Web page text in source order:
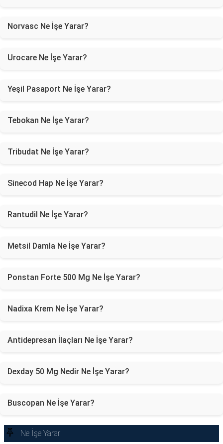
Norvasc Ne İşe Yarar?
Urocare Ne İşe Yarar?
Yeşil Pasaport Ne İşe Yarar?
Tebokan Ne İşe Yarar?
Tribudat Ne İşe Yarar?
Sinecod Hap Ne İşe Yarar?
Rantudil Ne İşe Yarar?
Metsil Damla Ne İşe Yarar?
Ponstan Forte 500 Mg Ne İşe Yarar?
Nadixa Krem Ne İşe Yarar?
Antidepresan İlaçları Ne İşe Yarar?
Dexday 50 Mg Nedir Ne İşe Yarar?
Buscopan Ne İşe Yarar?
Ne İşe Yarar